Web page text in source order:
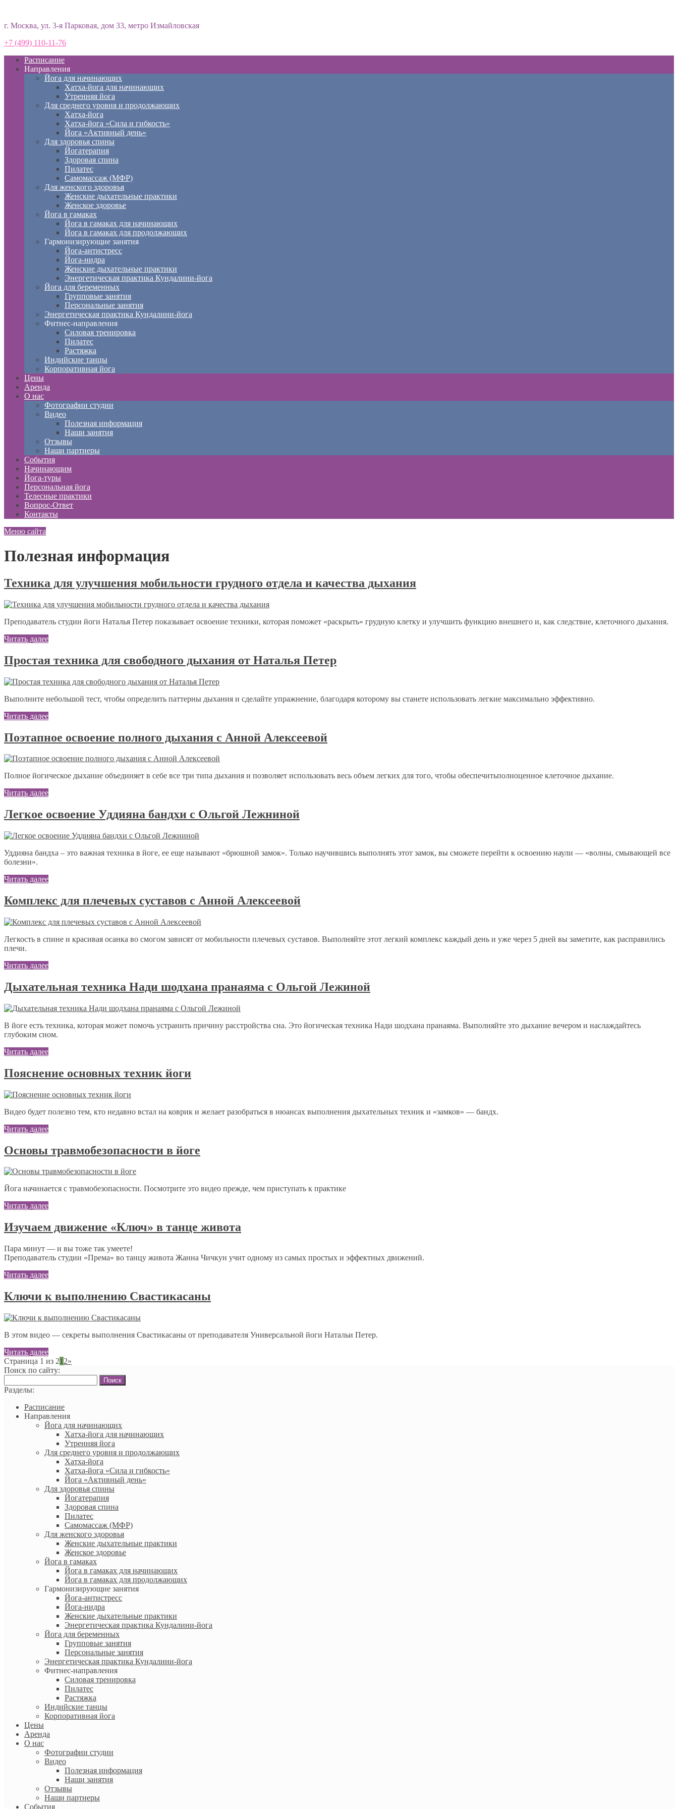
г. Москва, ул. 3-я Парковая, дом 33, метро Измайловская
+7 (499) 110-11-76
Расписание
Направления
Йога для начинающих
Хатха-йога для начинающих
Утренняя йога
Для среднего уровня и продолжающих
Хатха-йога
Хатха-йога «Сила и гибкость»
Йога «Активный день»
Для здоровья спины
Йогатерапия
Здоровая спина
Пилатес
Самомассаж (МФР)
Для женского здоровья
Женские дыхательные практики
Женское здоровье
Йога в гамаках
Йога в гамаках для начинающих
Йога в гамаках для продолжающих
Гармонизирующие занятия
Йога-антистресс
Йога-нидра
Женские дыхательные практики
Энергетическая практика Кундалини-йога
Йога для беременных
Групповые занятия
Персональные занятия
Энергетическая практика Кундалини-йога
Фитнес-направления
Силовая тренировка
Пилатес
Растяжка
Индийские танцы
Корпоративная йога
Цены
Аренда
О нас
Фотографии студии
Видео
Полезная информация
Наши занятия
Отзывы
Наши партнеры
События
Начинающим
Йога-туры
Персональная йога
Телесные практики
Вопрос-Ответ
Контакты
Меню сайта
Полезная информация
Техника для улучшения мобильности грудного отдела и качества дыхания
Преподаватель студии йоги Наталья Петер показывает освоение техники, которая поможет «раскрыть» грудную клетку и улучшить функцию внешнего и, как следствие, клеточного дыхания.
Читать далее
Простая техника для свободного дыхания от Наталья Петер
Выполните небольшой тест, чтобы определить паттерны дыхания и сделайте упражнение, благодаря которому вы станете использовать легкие максимально эффективно.
Читать далее
Поэтапное освоение полного дыхания с Анной Алексеевой
Полное йогическое дыхание объединяет в себе все три типа дыхания и позволяет использовать весь объем легких для того, чтобы обеспечитьполноценное клеточное дыхание.
Читать далее
Легкое освоение Уддияна бандхи с Ольгой Лежниной
Уддияна бандха – это важная техника в йоге, ее еще называют «брюшной замок». Только научившись выполнять этот замок, вы сможете перейти к освоению наули — «волны, смывающей все
болезни».
Читать далее
Комплекс для плечевых суставов с Анной Алексеевой
Легкость в спине и красивая осанка во смогом зависят от мобильности плечевых суставов. Выполняйте этот легкий комплекс каждый день и уже через 5 дней вы заметите, как расправились
плечи.
Читать далее
Дыхательная техника Нади шодхана пранаяма с Ольгой Лежиной
В йоге есть техника, которая может помочь устранить причину расстройства сна. Это йогическая техника Нади шодхана пранаяма. Выполняйте это дыхание вечером и наслаждайтесь
глубоким сном.
Читать далее
Пояснение основных техник йоги
Видео будет полезно тем, кто недавно встал на коврик и желает разобраться в нюансах выполнения дыхательных техник и «замков» — бандх.
Читать далее
Основы травмобезопасности в йоге
Йога начинается с травмобезопасности. Посмотрите это видео прежде, чем приступать к практике
Читать далее
Изучаем движение «Ключ» в танце живота
Пара минут — и вы тоже так умеете!
Преподаватель студии «Према» во танцу живота Жанна Чичкун учит одному из самых простых и эффектных движений.
Читать далее
Ключи к выполнению Свастикасаны
В этом видео — секреты выполнения Свастикасаны от преподавателя Универсальной йоги Натальи Петер.
Читать далее
Страница 1 из 21 2»
Поиск по сайту:
Разделы:
Расписание
Направления
Йога для начинающих
Хатха-йога для начинающих
Утренняя йога
Для среднего уровня и продолжающих
Хатха-йога
Хатха-йога «Сила и гибкость»
Йога «Активный день»
Для здоровья спины
Йогатерапия
Здоровая спина
Пилатес
Самомассаж (МФР)
Для женского здоровья
Женские дыхательные практики
Женское здоровье
Йога в гамаках
Йога в гамаках для начинающих
Йога в гамаках для продолжающих
Гармонизирующие занятия
Йога-антистресс
Йога-нидра
Женские дыхательные практики
Энергетическая практика Кундалини-йога
Йога для беременных
Групповые занятия
Персональные занятия
Энергетическая практика Кундалини-йога
Фитнес-направления
Силовая тренировка
Пилатес
Растяжка
Индийские танцы
Корпоративная йога
Цены
Аренда
О нас
Фотографии студии
Видео
Полезная информация
Наши занятия
Отзывы
Наши партнеры
События